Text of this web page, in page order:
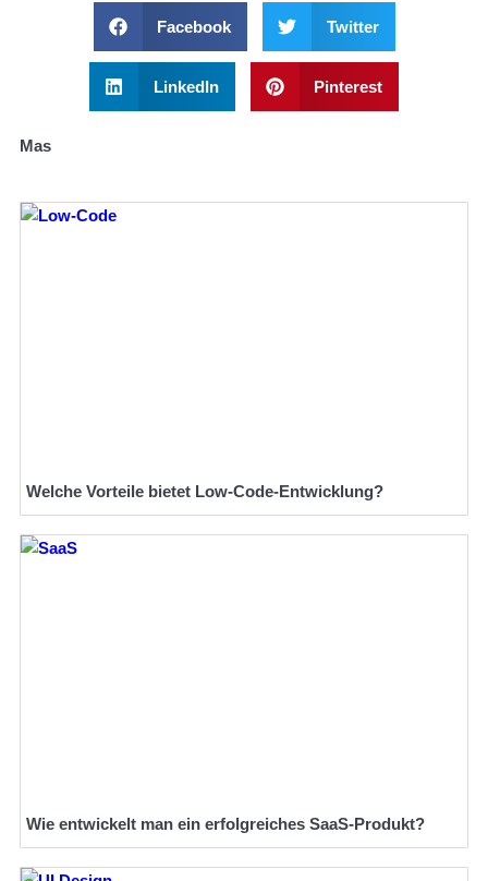
Facebook Twitter
LinkedIn Pinterest
Mas
Welche Vorteile bietet Low-Code-Entwicklung?
Wie entwickelt man ein erfolgreiches SaaS-Produkt?